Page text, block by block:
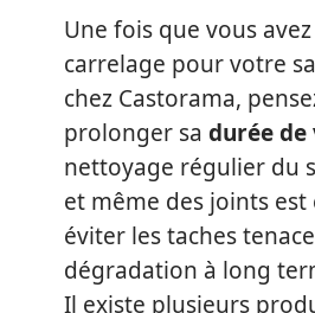
Une fois que vous
carrelage pour votre
chez Castorama,
prolonger sa durée de
nettoyage régulier du
et même des joints
éviter les taches
dégradation à long
Il existe plusieurs